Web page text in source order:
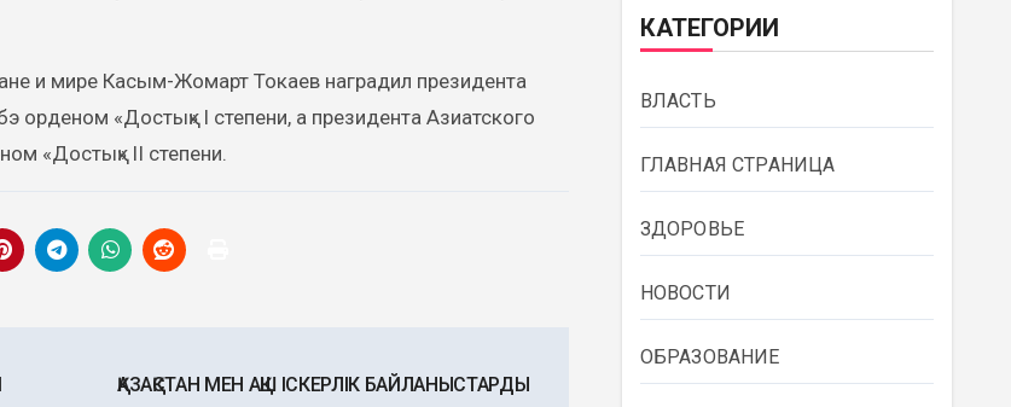
и мире Касым-Жомарт Токаев наградил президента
«Достық» I степени, а президента Азиатского
«Достық» II степени.
ҚАЗАҚСТАН МЕН АҚШ ІСКЕРЛІК БАЙЛАНЫСТАРДЫ
КАТЕГОРИИ
ВЛАСТЬ
ГЛАВНАЯ СТРАНИЦА
ЗДОРОВЬЕ
НОВОСТИ
ОБРАЗОВАНИЕ